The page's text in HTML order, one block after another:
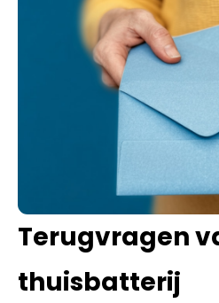
Terugvragen
thuisbatterij